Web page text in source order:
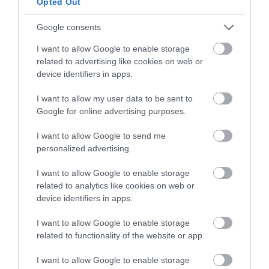
Google consents
I want to allow Google to enable storage
related to advertising like cookies on web or
device identifiers in apps.
I want to allow my user data to be sent to
Google for online advertising purposes.
I want to allow Google to send me
personalized advertising.
I want to allow Google to enable storage
related to analytics like cookies on web or
device identifiers in apps.
I want to allow Google to enable storage
related to functionality of the website or app.
I want to allow Google to enable storage
Pasamos la mezcla almolde. Lo haremos en
pequeñas porciones e iremos ajustando la
Una vez que tengamos toda la mezcla
repartida, nos ayudaremos de un vaso
mezcla.
Precalienta el horno a175ºC con calor arriba
y abajo.
Horneamos a media altura durante
minutos.
Sacamos y colocamos sobre una rejilla.